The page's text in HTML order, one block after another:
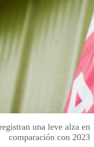
una leve alza en
comparación con 2023